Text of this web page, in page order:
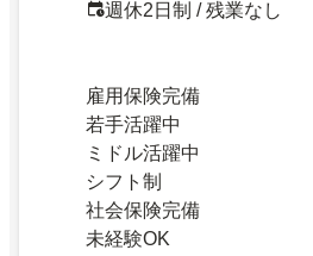
週休2日制 / 残業なし
雇用保険完備
若手活躍中
ミドル活躍中
シフト制
社会保険完備
未経験OK